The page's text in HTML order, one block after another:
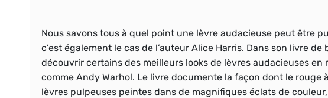
Nous savons tous à quel point une lèvre audacieuse peut être
c’est également le cas de l’auteur Alice Harris. Dans son livre
découvrir certains des meilleurs looks de lèvres audacieuses
comme Andy Warhol. Le livre documente la façon dont le rouge
lèvres pulpeuses peintes dans de magnifiques éclats de